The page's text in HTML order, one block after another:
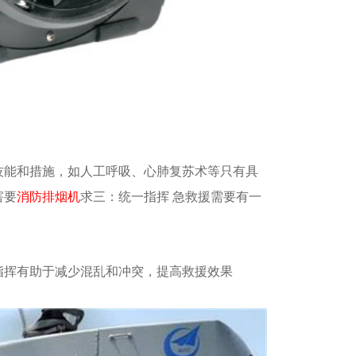
和措施，如人工呼吸、心肺复苏术等只有具
要消防排烟机求三：统一指挥 急救援需要有一
有助于减少混乱和冲突，提高救援效果